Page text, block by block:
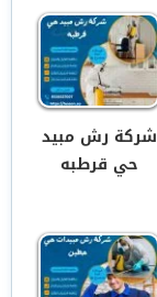
شركة رش مبيد
حي قرطبه